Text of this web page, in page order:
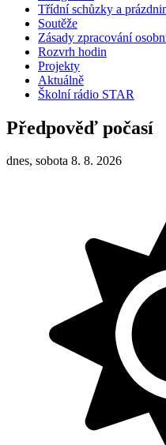
Třídní schůzky a
Soutěže
Zásady zpracování
Rozvrh hodin
Projekty
Aktuálně
Školní rádio STAR
Předpověď počasí
dnes, sobota 8. 8. 2026